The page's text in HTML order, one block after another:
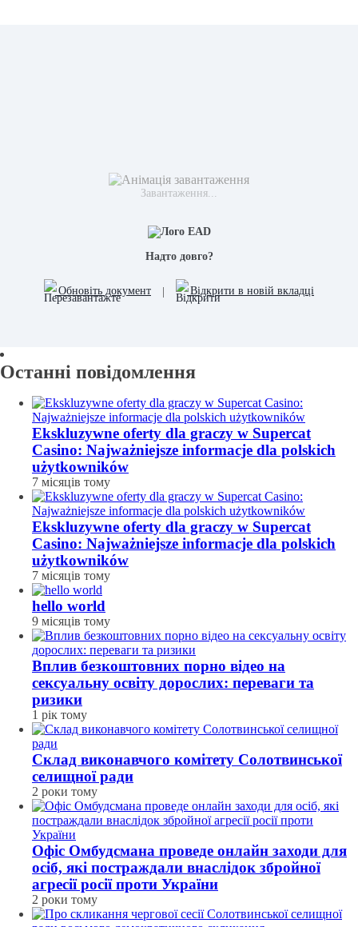
Завантаження...
Надто довго?
Обновіть документ | Відкрити в новій вкладці
Останні повідомлення
Ekskluzywne oferty dla graczy w Supercat
Casino: Najważniejsze informacje dla polskich
użytkowników
7 місяців тому
Ekskluzywne oferty dla graczy w Supercat
Casino: Najważniejsze informacje dla polskich
użytkowników
7 місяців тому
hello world
9 місяців тому
Вплив безкоштовних порно відео на
сексуальну освіту дорослих: переваги та
ризики
1 рік тому
Склад виконавчого комітету Солотвинської
селищної ради
2 роки тому
Офіс Омбудсмана проведе онлайн заходи для
осіб, які постраждали внаслідок збройної
агресії росії проти України
2 роки тому